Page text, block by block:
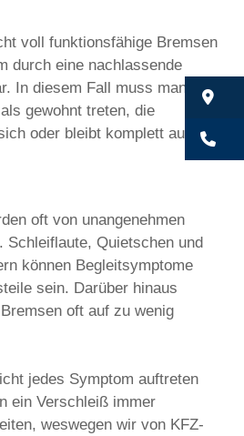
voll funktionsfähige Bremsen
durch eine nachlassende
In diesem Fall muss man das
gewohnt treten, die
oder bleibt komplett aus.
oft von unangenehmen
Schleiflaute, Quietschen und
können Begleitsymptome
sein. Darüber hinaus
oft auf zu wenig
jedes Symptom auftreten
ein Verschleiß immer
weswegen wir von KFZ-